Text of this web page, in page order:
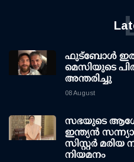
ഫുട്ബോൾ
മെസിയുടെ
അന്തരിച്ചു
08 August
സഭയുടെ
ഇന്ത്യൻ
സിസ്റ്റർ മരിയ
നിയമനം